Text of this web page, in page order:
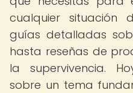
cualquier situación
guías detalladas
hasta reseñas de
la supervivencia.
sobre un tema